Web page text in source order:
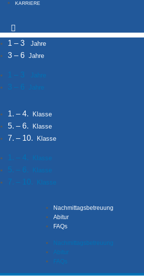
KARRIERE
1 – 3 Jahre
3 – 6 Jahre
1 – 3 Jahre
3 – 6 Jahre
1. – 4. Klasse
5. – 6. Klasse
7. – 10. Klasse
1. – 4. Klasse
5. – 6. Klasse
7. – 10. Klasse
Nachmittagsbetreuung
Abitur
FAQs
Nachmittagsbetreuung
Abitur
FAQs